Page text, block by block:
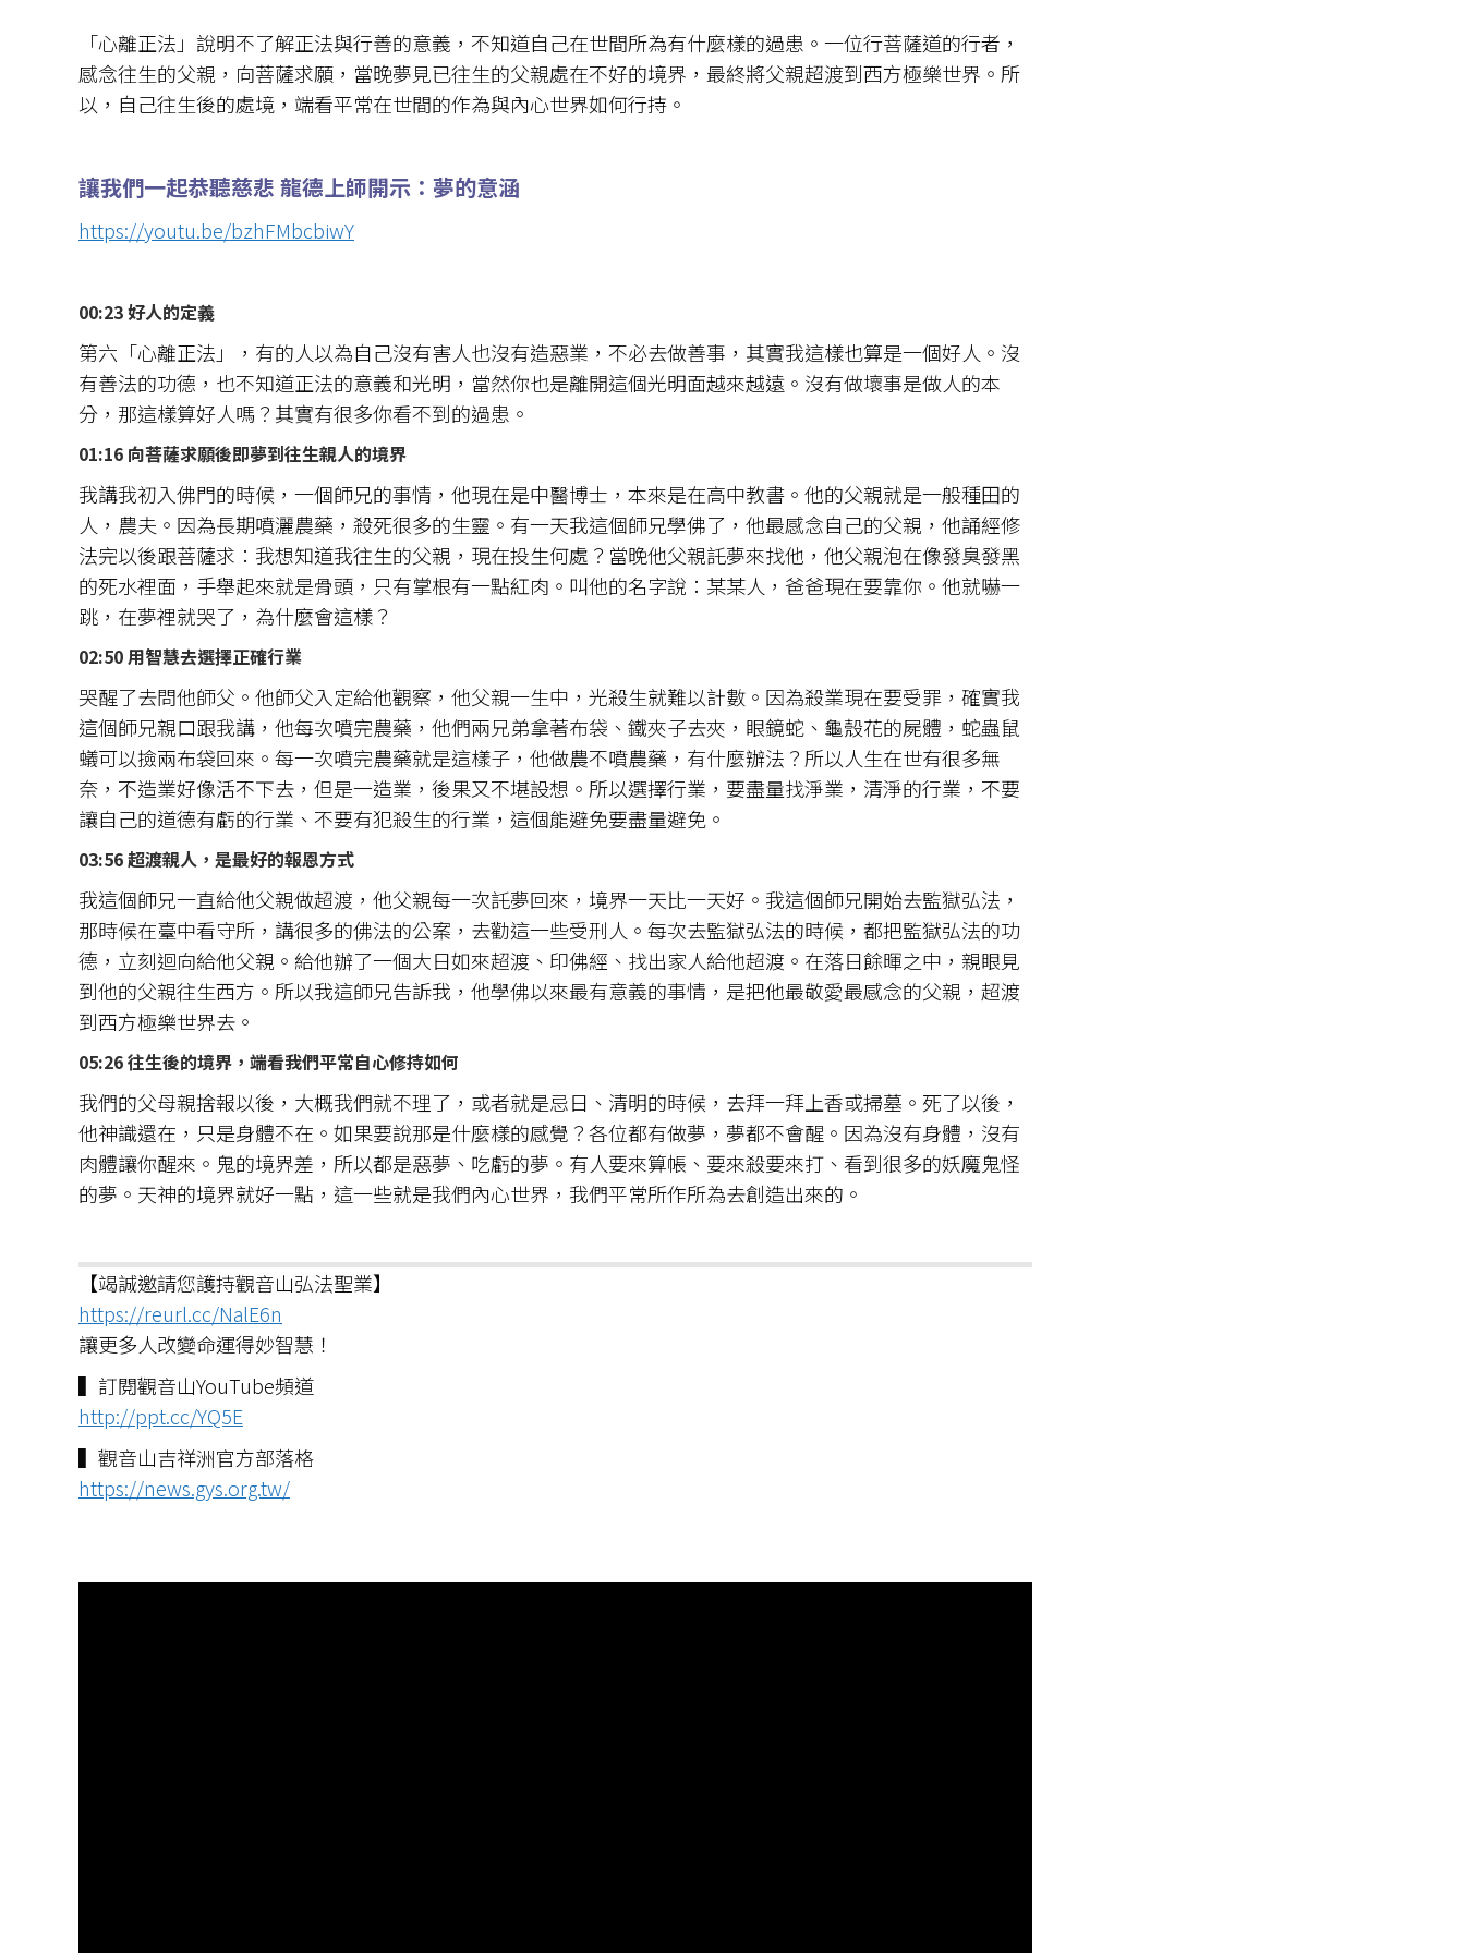
「心離正法」說明不了解正法與行善的意義，不知道自己在世間所為有什麼樣的過患。一位行菩薩道的行者，
感念往生的父親，向菩薩求願，當晚夢見已往生的父親處在不好的境界，最終將父親超渡到西方極樂世界。所
以，自己往生後的處境，端看平常在世間的作為與內心世界如何行持。
讓我們一起恭聽慈悲 龍德上師開示： 夢的意涵
https://youtu.be/bzhFMbcbiwY
00:23 好人的定義
第六「心離正法」，有的人以為自己沒有害人也沒有造惡業，不必去做善事，其實我這樣也算是一個好人。沒
有善法的功德，也不知道正法的意義和光明，當然你也是離開這個光明面越來越遠。沒有做壞事是做人的本
分，那這樣算好人嗎？其實有很多你看不到的過患。
01:16 向菩薩求願後即夢到往生親人的境界
我講我初入佛門的時候，一個師兄的事情，他現在是中醫博士，本來是在高中教書。他的父親就是一般種田的
人，農夫。因為長期噴灑農藥，殺死很多的生靈。有一天我這個師兄學佛了，他最感念自己的父親，他誦經修
法完以後跟菩薩求：我想知道我往生的父親，現在投生何處？當晚他父親託夢來找他，他父親泡在像發臭發黑
的死水裡面，手舉起來就是骨頭，只有掌根有一點紅肉。叫他的名字說：某某人，爸爸現在要靠你。他就嚇一
跳，在夢裡就哭了，為什麼會這樣？
02:50 用智慧去選擇正確行業
哭醒了去問他師父。他師父入定給他觀察，他父親一生中，光殺生就難以計數。因為殺業現在要受罪，確實我
這個師兄親口跟我講，他每次噴完農藥，他們兩兄弟拿著布袋、鐵夾子去夾，眼鏡蛇、龜殼花的屍體，蛇蟲鼠
蟻可以撿兩布袋回來。每一次噴完農藥就是這樣子，他做農不噴農藥，有什麼辦法？所以人生在世有很多無
奈，不造業好像活不下去，但是一造業，後果又不堪設想。所以選擇行業，要盡量找淨業，清淨的行業，不要
讓自己的道德有虧的行業、不要有犯殺生的行業，這個能避免要盡量避免。
03:56 超渡親人，是最好的報恩方式
我這個師兄一直給他父親做超渡，他父親每一次託夢回來，境界一天比一天好。我這個師兄開始去監獄弘法，
那時候在臺中看守所，講很多的佛法的公案，去勸這一些受刑人。每次去監獄弘法的時候，都把監獄弘法的功
德，立刻迴向給他父親。給他辦了一個大日如來超渡、印佛經、找出家人給他超渡。在落日餘暉之中，親眼見
到他的父親往生西方。所以我這師兄告訴我，他學佛以來最有意義的事情，是把他最敬愛最感念的父親，超渡
到西方極樂世界去。
05:26 往生後的境界，端看我們平常自心修持如何
我們的父母親捨報以後，大概我們就不理了，或者就是忌日、清明的時候，去拜一拜上香或掃墓。死了以後，
他神識還在，只是身體不在。如果要說那是什麼樣的感覺？各位都有做夢，夢都不會醒。因為沒有身體，沒有
肉體讓你醒來。鬼的境界差，所以都是惡夢、吃虧的夢。有人要來算帳、要來殺要來打、看到很多的妖魔鬼怪
的夢。天神的境界就好一點，這一些就是我們內心世界，我們平常所作所為去創造出來的。
【竭誠邀請您護持觀音山弘法聖業】
https://reurl.cc/NalE6n
讓更多人改變命運得妙智慧！
▍訂閱觀音山YouTube頻道
http://ppt.cc/YQ5E
▍觀音山吉祥洲官方部落格
https://news.gys.org.tw/